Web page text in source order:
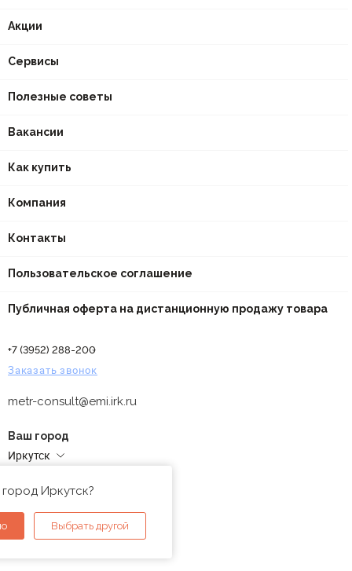
Акции
Сервисы
Полезные советы
Вакансии
Как купить
Компания
Контакты
Пользовательское соглашение
Публичная оферта на дистанционную продажу товара
+7 (3952) 288-200
Заказать звонок
metr-consult@emi.irk.ru
Ваш город
Иркутск
Иркутск?
Выбрать другой